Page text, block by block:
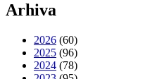
Arhiva
2026 (60)
2025 (96)
2024 (78)